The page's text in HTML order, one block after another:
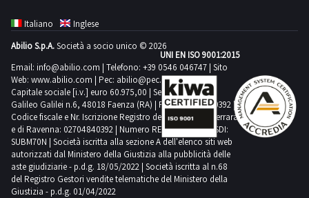
Italiano
Inglese
Abilio S.p.A.Società a socio unico © 2026
Email: info@abilio.com | Telefono: +39 0546 046747 | Sito
Web: www.abilio.com | Pec: abilio@pec.illimity.com
Capitale sociale [i.v.] euro 60.975,00 | Sede legale in Via
Galileo Galilei n.6, 48018 Faenza (RA) | P.IVA: 02704840392 |
Codice fiscale e Nr. Iscrizione Registro delle Imprese di Ferrara
e di Ravenna: 02704840392 | Numero REA RA 224830 | SDI:
SUBM70N | Società iscritta alla sezione A dell'elenco siti web
autorizzati dal Ministero della Giustizia alla pubblicità delle
aste giudiziarie - p.d.g. 18/05/2022 | Società iscritta al n.68
del Registro Gestori vendite telematiche del Ministero della
Giustizia - p.d.g. 01/04/2022
UNI EN ISO 9001:2015